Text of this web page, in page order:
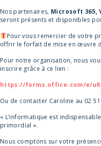
Nos partenaires, Microsoft 365,
seront présents et disponibles
Pour vous remercier de votre
offrir le forfait de mise en œuvre
Pour notre organisation, nous
inscrire grâce à ce lien :
https://forms.office.com/e/
Ou de contacter Caroline au 02
« L’informatique est
primordial ».
Nous comptons sur votre